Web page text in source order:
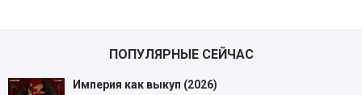
ПОПУЛЯРНЫЕ СЕЙЧАС
Империя как выкуп (2026)